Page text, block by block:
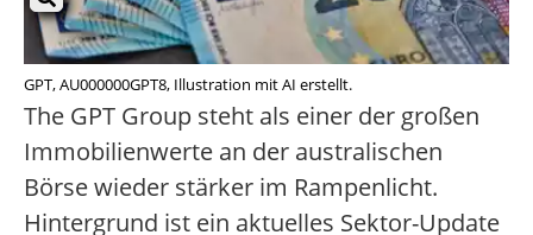
GPT, AU000000GPT8, Illustration mit AI erstellt.
The GPT Group steht als einer der großen
Immobilienwerte an der australischen
Börse wieder stärker im Rampenlicht.
Hintergrund ist ein aktuelles Sektor-Update